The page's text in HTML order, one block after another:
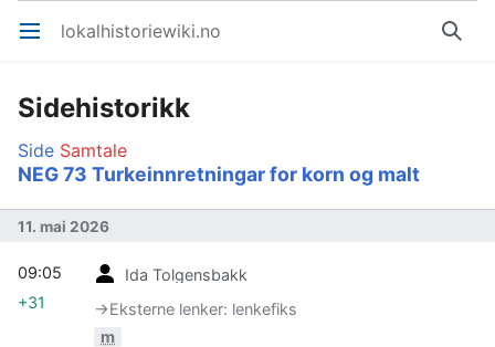
Åpne hovedmenyen lokalhistoriewiki.no Søk
Sidehistorikk
Side Samtale
NEG 73 Turkeinnretningar for korn og malt
11. mai 2026
Ida Tolgensbakk
→‎Eksterne lenker: lenkefiks
m
09:05
+31